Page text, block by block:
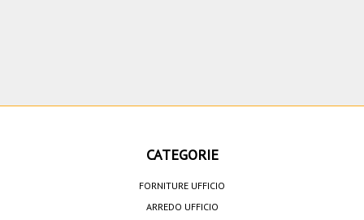
CATEGORIE
FORNITURE UFFICIO
ARREDO UFFICIO